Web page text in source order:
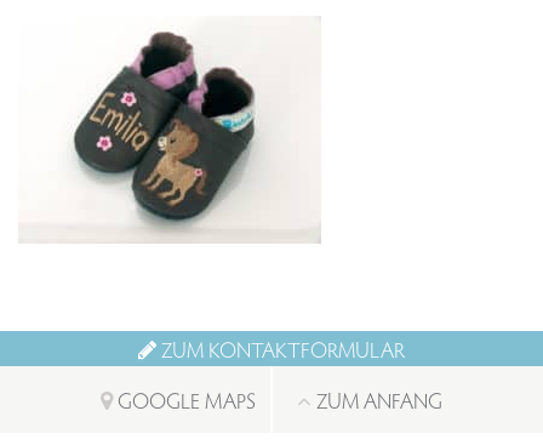
ZUM KONTAKTFORMULAR
GOOGLE MAPS
ZUM ANFANG